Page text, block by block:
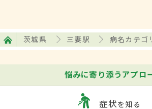
茨城県 三妻駅 病名カテゴ
悩みに寄り添うアプロ
症状を知る